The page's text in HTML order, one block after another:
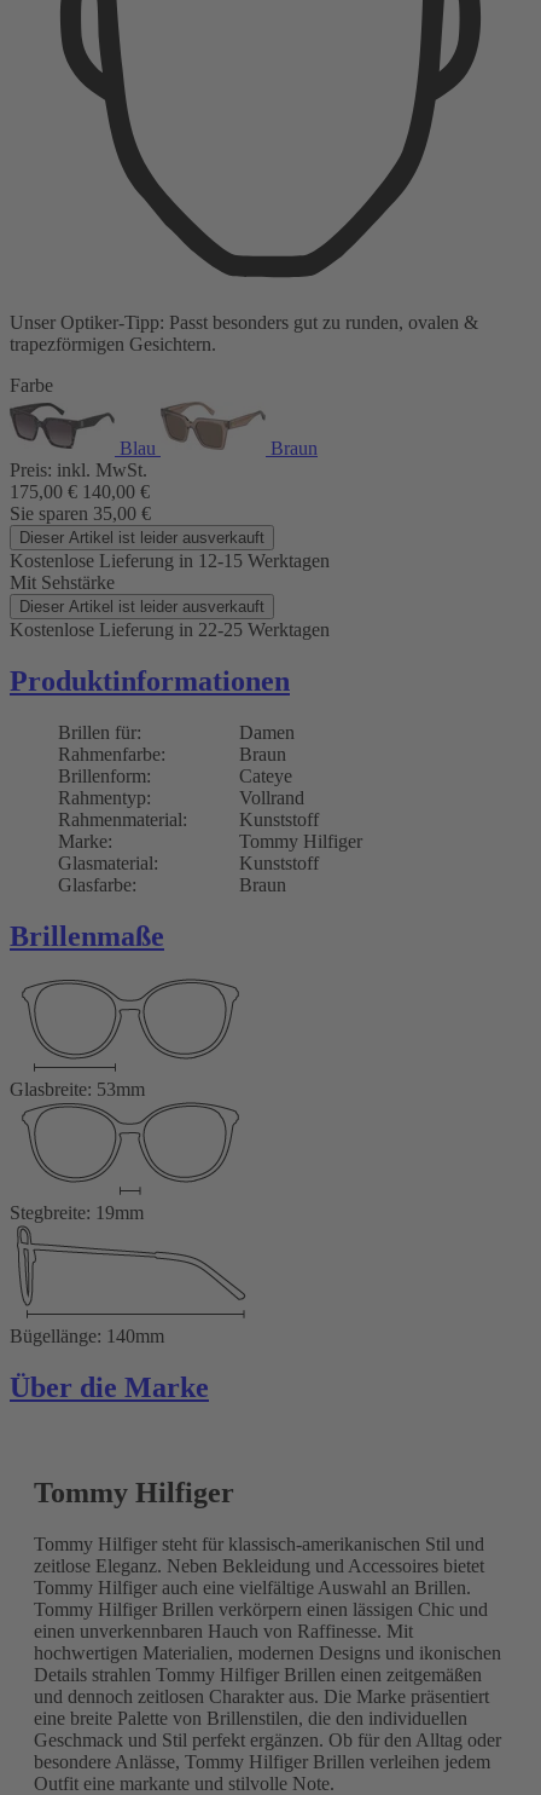
Unser Optiker-Tipp: Passt besonders gut zu runden, ovalen &
trapezförmigen Gesichtern.
Farbe
Blau
Braun
Preis: inkl. MwSt.
175,00 € 140,00 €
Sie sparen 35,00 €
Dieser Artikel ist leider ausverkauft
Kostenlose Lieferung in 12-15 Werktagen
Mit Sehstärke
Dieser Artikel ist leider ausverkauft
Kostenlose Lieferung in 22-25 Werktagen
Produktinformationen
Brillen für:
Damen
Rahmenfarbe:
Braun
Brillenform:
Cateye
Rahmentyp:
Vollrand
Rahmenmaterial:
Kunststoff
Marke:
Tommy Hilfiger
Glasmaterial:
Kunststoff
Glasfarbe:
Braun
Brillenmaße
Glasbreite: 53mm
Stegbreite: 19mm
Bügellänge: 140mm
Über die Marke
Tommy Hilfiger
Tommy Hilfiger steht für klassisch-amerikanischen Stil und
zeitlose Eleganz. Neben Bekleidung und Accessoires bietet
Tommy Hilfiger auch eine vielfältige Auswahl an Brillen.
Tommy Hilfiger Brillen verkörpern einen lässigen Chic und
einen unverkennbaren Hauch von Raffinesse. Mit
hochwertigen Materialien, modernen Designs und ikonischen
Details strahlen Tommy Hilfiger Brillen einen zeitgemäßen
und dennoch zeitlosen Charakter aus. Die Marke präsentiert
eine breite Palette von Brillenstilen, die den individuellen
Geschmack und Stil perfekt ergänzen. Ob für den Alltag oder
besondere Anlässe, Tommy Hilfiger Brillen verleihen jedem
Outfit eine markante und stilvolle Note.